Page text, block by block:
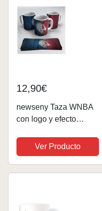
12,90€
newseny Taza WNBA
con logo y efecto
NBA Femenina
Ver Producto